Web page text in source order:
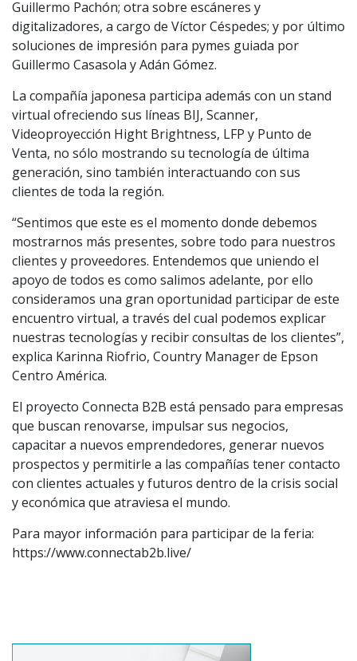
Guillermo Pachón; otra sobre escáneres y
digitalizadores, a cargo de Víctor Céspedes; y por último
soluciones de impresión para pymes guiada por
Guillermo Casasola y Adán Gómez.
La compañía japonesa participa además con un stand
virtual ofreciendo sus líneas BIJ, Scanner,
Videoproyección Hight Brightness, LFP y Punto de
Venta, no sólo mostrando su tecnología de última
generación, sino también interactuando con sus
clientes de toda la región.
“Sentimos que este es el momento donde debemos
mostrarnos más presentes, sobre todo para nuestros
clientes y proveedores. Entendemos que uniendo el
apoyo de todos es como salimos adelante, por ello
consideramos una gran oportunidad participar de este
encuentro virtual, a través del cual podemos explicar
nuestras tecnologías y recibir consultas de los clientes”,
explica Karinna Riofrio, Country Manager de Epson
Centro América.
El proyecto Connecta B2B está pensado para empresas
que buscan renovarse, impulsar sus negocios,
capacitar a nuevos emprendedores, generar nuevos
prospectos y permitirle a las compañías tener contacto
con clientes actuales y futuros dentro de la crisis social
y económica que atraviesa el mundo.
Para mayor información para participar de la feria:
https://www.connectab2b.live/